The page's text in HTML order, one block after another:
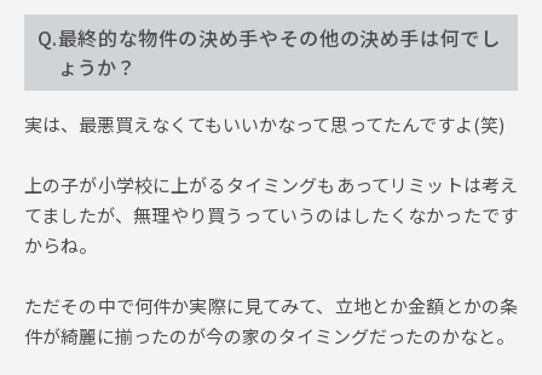
Q.最終的な物件の決め手やその他の決め手は何でし
ょうか？
実は、最悪買えなくてもいいかなって思ってたんですよ(笑)
上の子が小学校に上がるタイミングもあってリミットは考え
てましたが、無理やり買うっていうのはしたくなかったです
からね。
ただその中で何件か実際に見てみて、立地とか金額とかの条
件が綺麗に揃ったのが今の家のタイミングだったのかなと。